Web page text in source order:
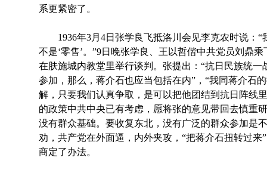
系更紧密了。
1936年3月4日张学良飞抵洛川会见李克农时说：“
不是‘零售’。”9日晚张学良、王以哲偕中共党员刘鼎
在肤施城内教堂里举行谈判。张提出：“抗日民族统
参加，那么，蒋介石也应当包括在内”，“我同蒋介石
解，只要我们认真争取，是可以把他团结到抗日阵线
的政策中共中央已有考虑，愿将张的意见带回去慎重
没有群众基础。要收复东北，没有广泛的群众参加是
劝，共产党在外面逼，内外夹攻，“把蒋介石扭转过
商定了办法。